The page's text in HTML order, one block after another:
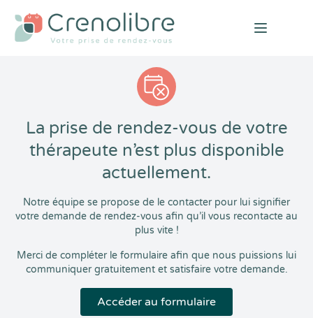
Open
La prise de rendez-vous de votre
thérapeute n’est plus disponible
actuellement.
Notre équipe se propose de le contacter pour lui signifier
votre demande de rendez-vous afin qu’il vous recontacte au
plus vite !
Merci de compléter le formulaire afin que nous puissions lui
communiquer gratuitement et satisfaire votre demande.
Accéder au formulaire